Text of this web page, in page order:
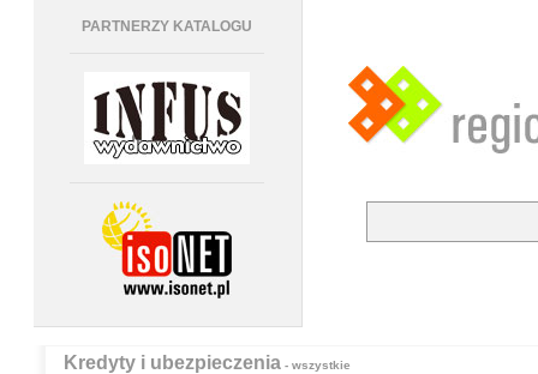
PARTNERZY KATALOGU
Kredyty i ubezpieczenia- wszystkie